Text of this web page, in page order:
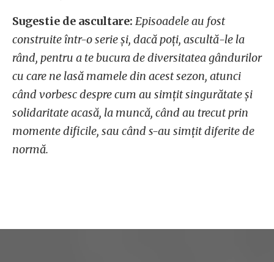
Sugestie de ascultare: Episoadele au fost
construite într-o serie și, dacă poți, ascultă-le la
rând, pentru a te bucura de diversitatea gândurilor
cu care ne lasă mamele din acest sezon, atunci
când vorbesc despre cum au simțit singurătate și
solidaritate acasă, la muncă, când au trecut prin
momente dificile, sau când s-au simțit diferite de
normă.